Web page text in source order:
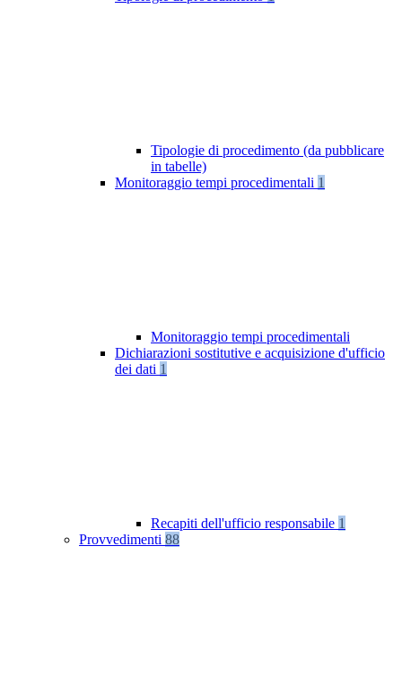
Tipologie di procedimento (da pubblicare
in tabelle)
Monitoraggio tempi procedimentali 1
Monitoraggio tempi procedimentali
Dichiarazioni sostitutive e acquisizione d'ufficio
dei dati 1
Recapiti dell'ufficio responsabile 1
Provvedimenti 88